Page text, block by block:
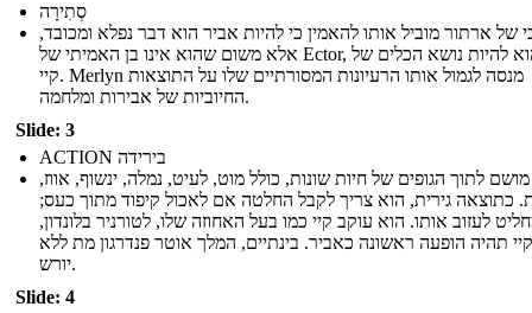
סְתִירָה
של ארתור מוביל אותו להאמין כי להיות אביר הוא דבר נפלא ומכובד,
אלא משום שהוא אינו בן האמיתי של Ector, נועד הוא להיות נושא הכלים של
קיי. Merlyn מנסה לגמול אותו הרעיונות המסורתיים שלו על התוצאות
החיוביות של אבירות ומלחמה.
Slide: 3
ACTION בירידה
לתוך הגופים של חיות שונות, כולל מוט, לעיט, נמלה, ינשוף, אווז,
כתוצאה גירית, הוא צריך לקבל החלטה אם לאכול קיפוד מתוך כעס;
לעזוב אותו. הוא עוקב קיי כמו בעל האחוזה שלו, לטורניר בלונדון,
תהיה הופעה ראשונה כאביר. בינתיים, המלך אוטר פנדרגון מת ללא
יורש.
Slide: 4